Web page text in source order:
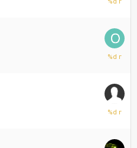
16
2